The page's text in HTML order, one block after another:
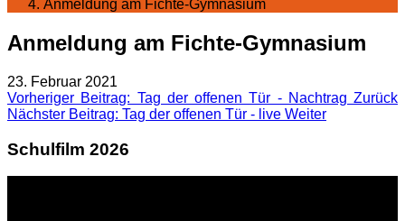
Anmeldung am Fichte-Gymnasium
Anmeldung am Fichte-Gymnasium
23. Februar 2021
Vorheriger Beitrag: Tag der offenen Tür - Nachtrag Zurück
Nächster Beitrag: Tag der offenen Tür - live Weiter
Schulfilm 2026